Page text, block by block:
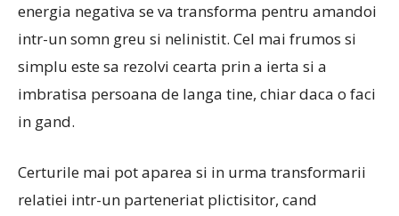
energia negativa se va transforma pentru amandoi
intr-un somn greu si nelinistit. Cel mai frumos si
simplu este sa rezolvi cearta prin a ierta si a
imbratisa persoana de langa tine, chiar daca o faci
in gand.
Certurile mai pot aparea si in urma transformarii
relatiei intr-un parteneriat plictisitor, cand